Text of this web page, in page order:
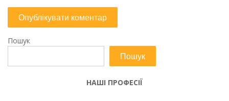
Пошук
Пошук
НАШІ ПРОФЕСІЇ